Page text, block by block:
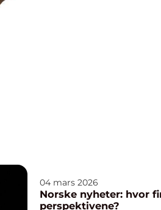
04 mars 2026
Norske nyheter: hvor
perspektivene?